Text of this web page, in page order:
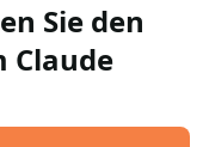
Sie den
Claude